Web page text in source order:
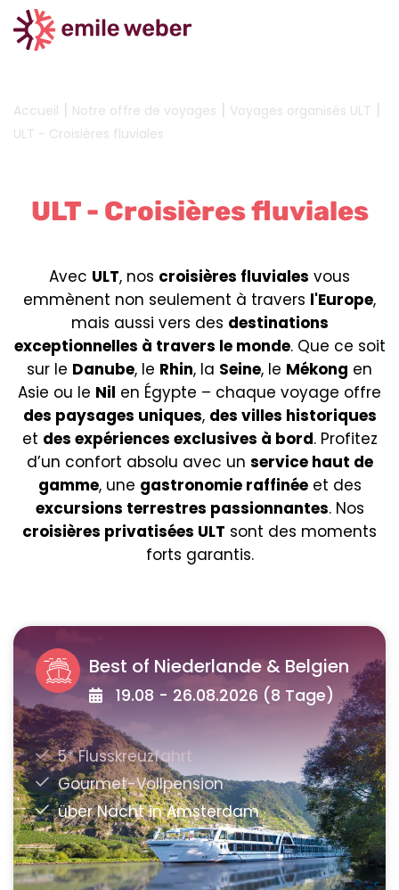
Accueil | Notre offre de voyages | Voyages organisés ULT |
ULT - Croisières fluviales
ULT - Croisières fluviales
Avec ULT, nos croisières fluviales vous
emmènent non seulement à travers l'Europe,
mais aussi vers des destinations
exceptionnelles à travers le monde. Que ce soit
sur le Danube, le Rhin, la Seine, le Mékong en
Asie ou le Nil en Égypte – chaque voyage offre
des paysages uniques, des villes historiques
et des expériences exclusives à bord. Profitez
d’un confort absolu avec un service haut de
gamme, une gastronomie raffinéeet des
excursions terrestres passionnantes. Nos
croisières privatisées ULT sont des moments
forts garantis.
Best of Niederlande & Belgien
19.08 - 26.08.2026 (8 Tage)